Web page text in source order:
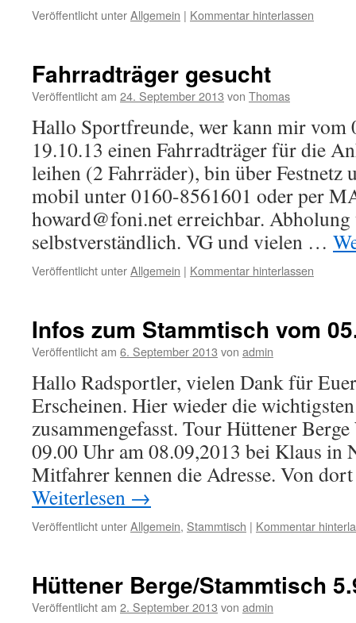
Veröffentlicht unterAllgemein | Kommentar hinterlassen
Fahrradträger gesucht
Veröffentlicht am 24. September 2013 von Thomas
Hallo Sportfreunde, wer kann mir vom
19.10.13 einen Fahrradträger für die
leihen (2 Fahrräder), bin über Festnetz
mobil unter 0160-8561601 oder per
howard@foni.net erreichbar.
selbstverständlich. VG und vielen …
Veröffentlicht unterAllgemein | Kommentar hinterlassen
Infos zum Stammtisch vom
Veröffentlicht am 6. September 2013 von admin
Hallo Radsportler, vielen Dank für
Erscheinen. Hier wieder die
zusammengefasst. Tour Hüttener
09.00 Uhr am 08.09,2013 bei Klaus in
Mitfahrer kennen die Adresse. Von
Weiterlesen →
Veröffentlicht unterAllgemein, Stammtisch | Kommentar
Hüttener Berge/Stammtisch
Veröffentlicht am 2. September 2013 von admin